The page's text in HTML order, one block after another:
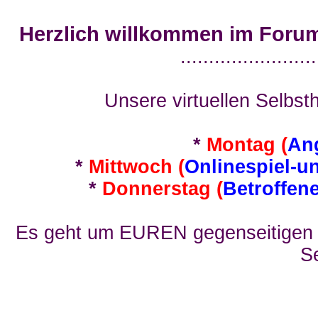
Herzlich willkommen im
Unsere virtuellen
* Montag (
* Mittwoch (Onlinespiel-
* Donnerstag (
Es geht um EUREN